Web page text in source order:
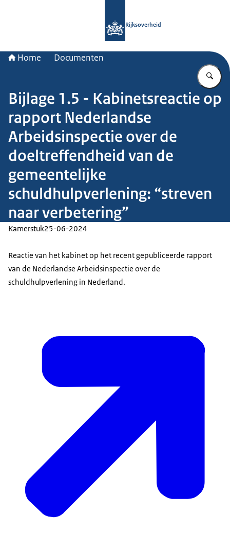
Rijksoverheid
Home Documenten
Bijlage 1.5 - Kabinetsreactie op
rapport Nederlandse
Arbeidsinspectie over de
doeltreffendheid van de
gemeentelijke
schuldhulpverlening: “streven
naar verbetering”
Kamerstuk25-06-2024
Reactie van het kabinet op het recent gepubliceerde rapport
van de Nederlandse Arbeidsinspectie over de
schuldhulpverlening in Nederland.